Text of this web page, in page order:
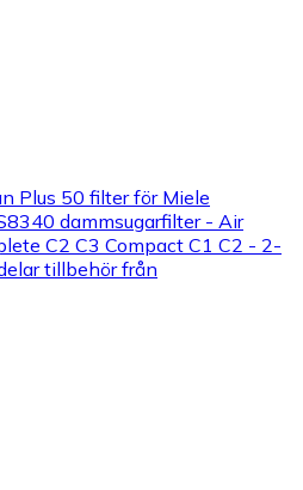
Plus 50 filter för Miele
dammsugarfilter - Air
C2 C3 Compact C1 C2 - 2-
tillbehör från